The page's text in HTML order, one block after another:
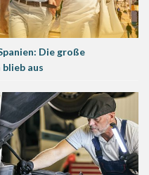
Die große
aus